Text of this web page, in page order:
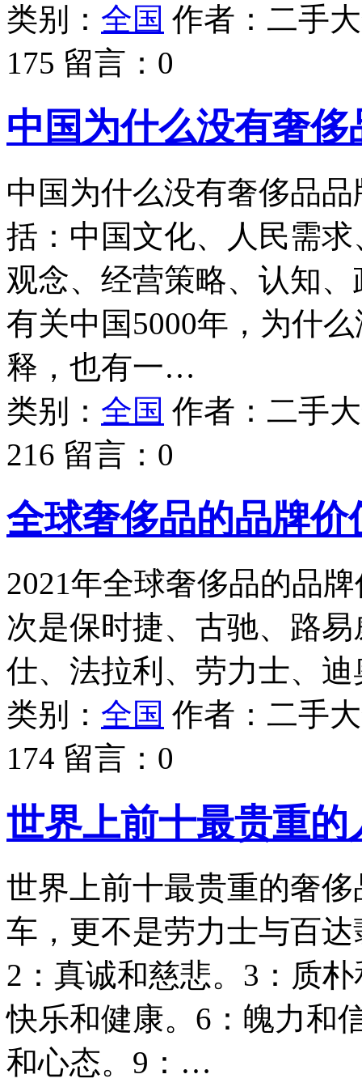
类别： 全国 作者： 二手
175 留言： 0
中国为什么没有奢侈
中国为什么没有奢侈品
括：中国文化、人民需
观念、经营策略、认知
有关中国5000年，为什
释，也有一…
类别： 全国 作者： 二手
216 留言： 0
全球奢侈品的品牌价
2021年全球奢侈品的品
次是保时捷、古驰、路
仕、法拉利、劳力士、
类别： 全国 作者： 二手
174 留言： 0
世界上前十最贵重的
世界上前十最贵重的奢
车，更不是劳力士与百
2：真诚和慈悲。3：质
快乐和健康。6：魄力和
和心态。9：…